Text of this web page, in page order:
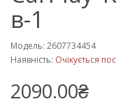
в-1
Модель: 2607734454
Наявність: Очікується
2090.00₴